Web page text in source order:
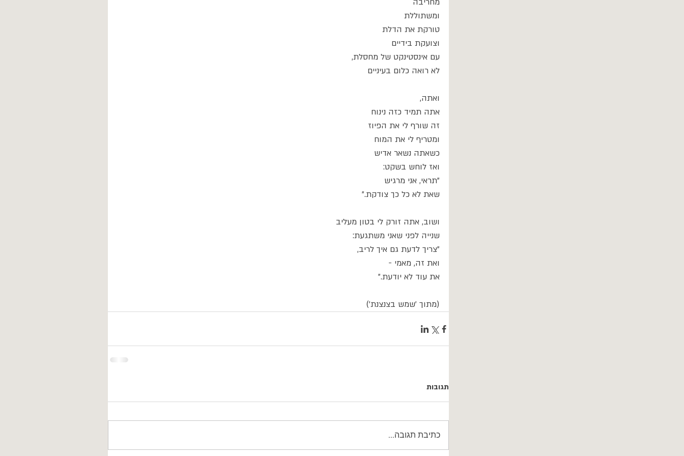
ומשתוללת
טורקת את הדלת
וצועקת בידיים
עם אינסטינקט של מחסלת,
לא רואה כלום בעיניים
ואתה,
אתה תמיד כזה נינוח
זה שורף לי את הפיוז
ומטריף לי את המוח
כשאתה נשאר אדיש
ואז לוחש בשקט:
"תראי, אני מרגיש
שאת לא כל כך צודקת."
ושוב, אתה זורק לי בטון מעליב
שנייה לפני שאני משתגעת:
"צריך לדעת גם איך לריב,
ואת זה, מאמי -
את עוד לא יודעת."
(מתוך ׳שמש בצנצנת׳)
תגובות
כתיבת תגובה...